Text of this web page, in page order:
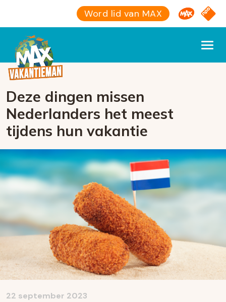
Word lid van MAX Omroep
NPO
Deze dingen missen
Nederlanders het meest
tijdens hun vakantie
22 september 2023